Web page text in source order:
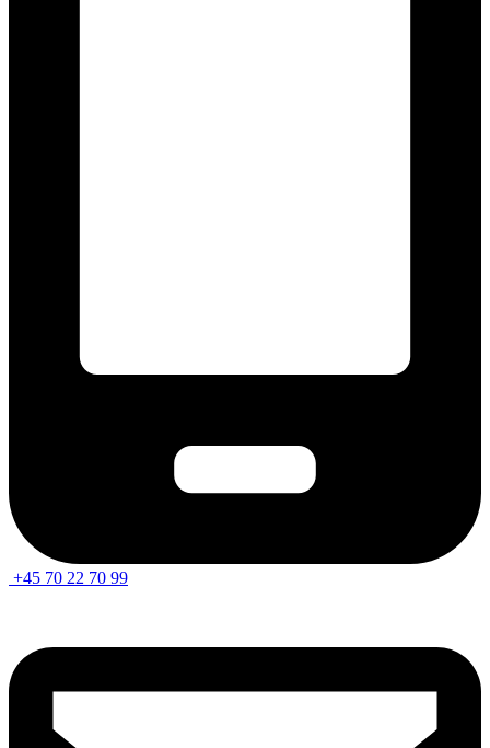
+45 70 22 70 99